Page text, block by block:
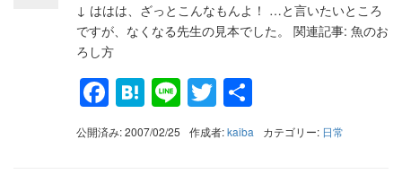
↓ ははは、ざっとこんなもんよ！ …と言いたいところ
ですが、なくなる先生の見本でした。 関連記事: 魚のお
ろし方
Facebook
Hatena
LineTwitter
有
公開済み: 2007/02/25 作成者:kaiba カテゴリー: 日常